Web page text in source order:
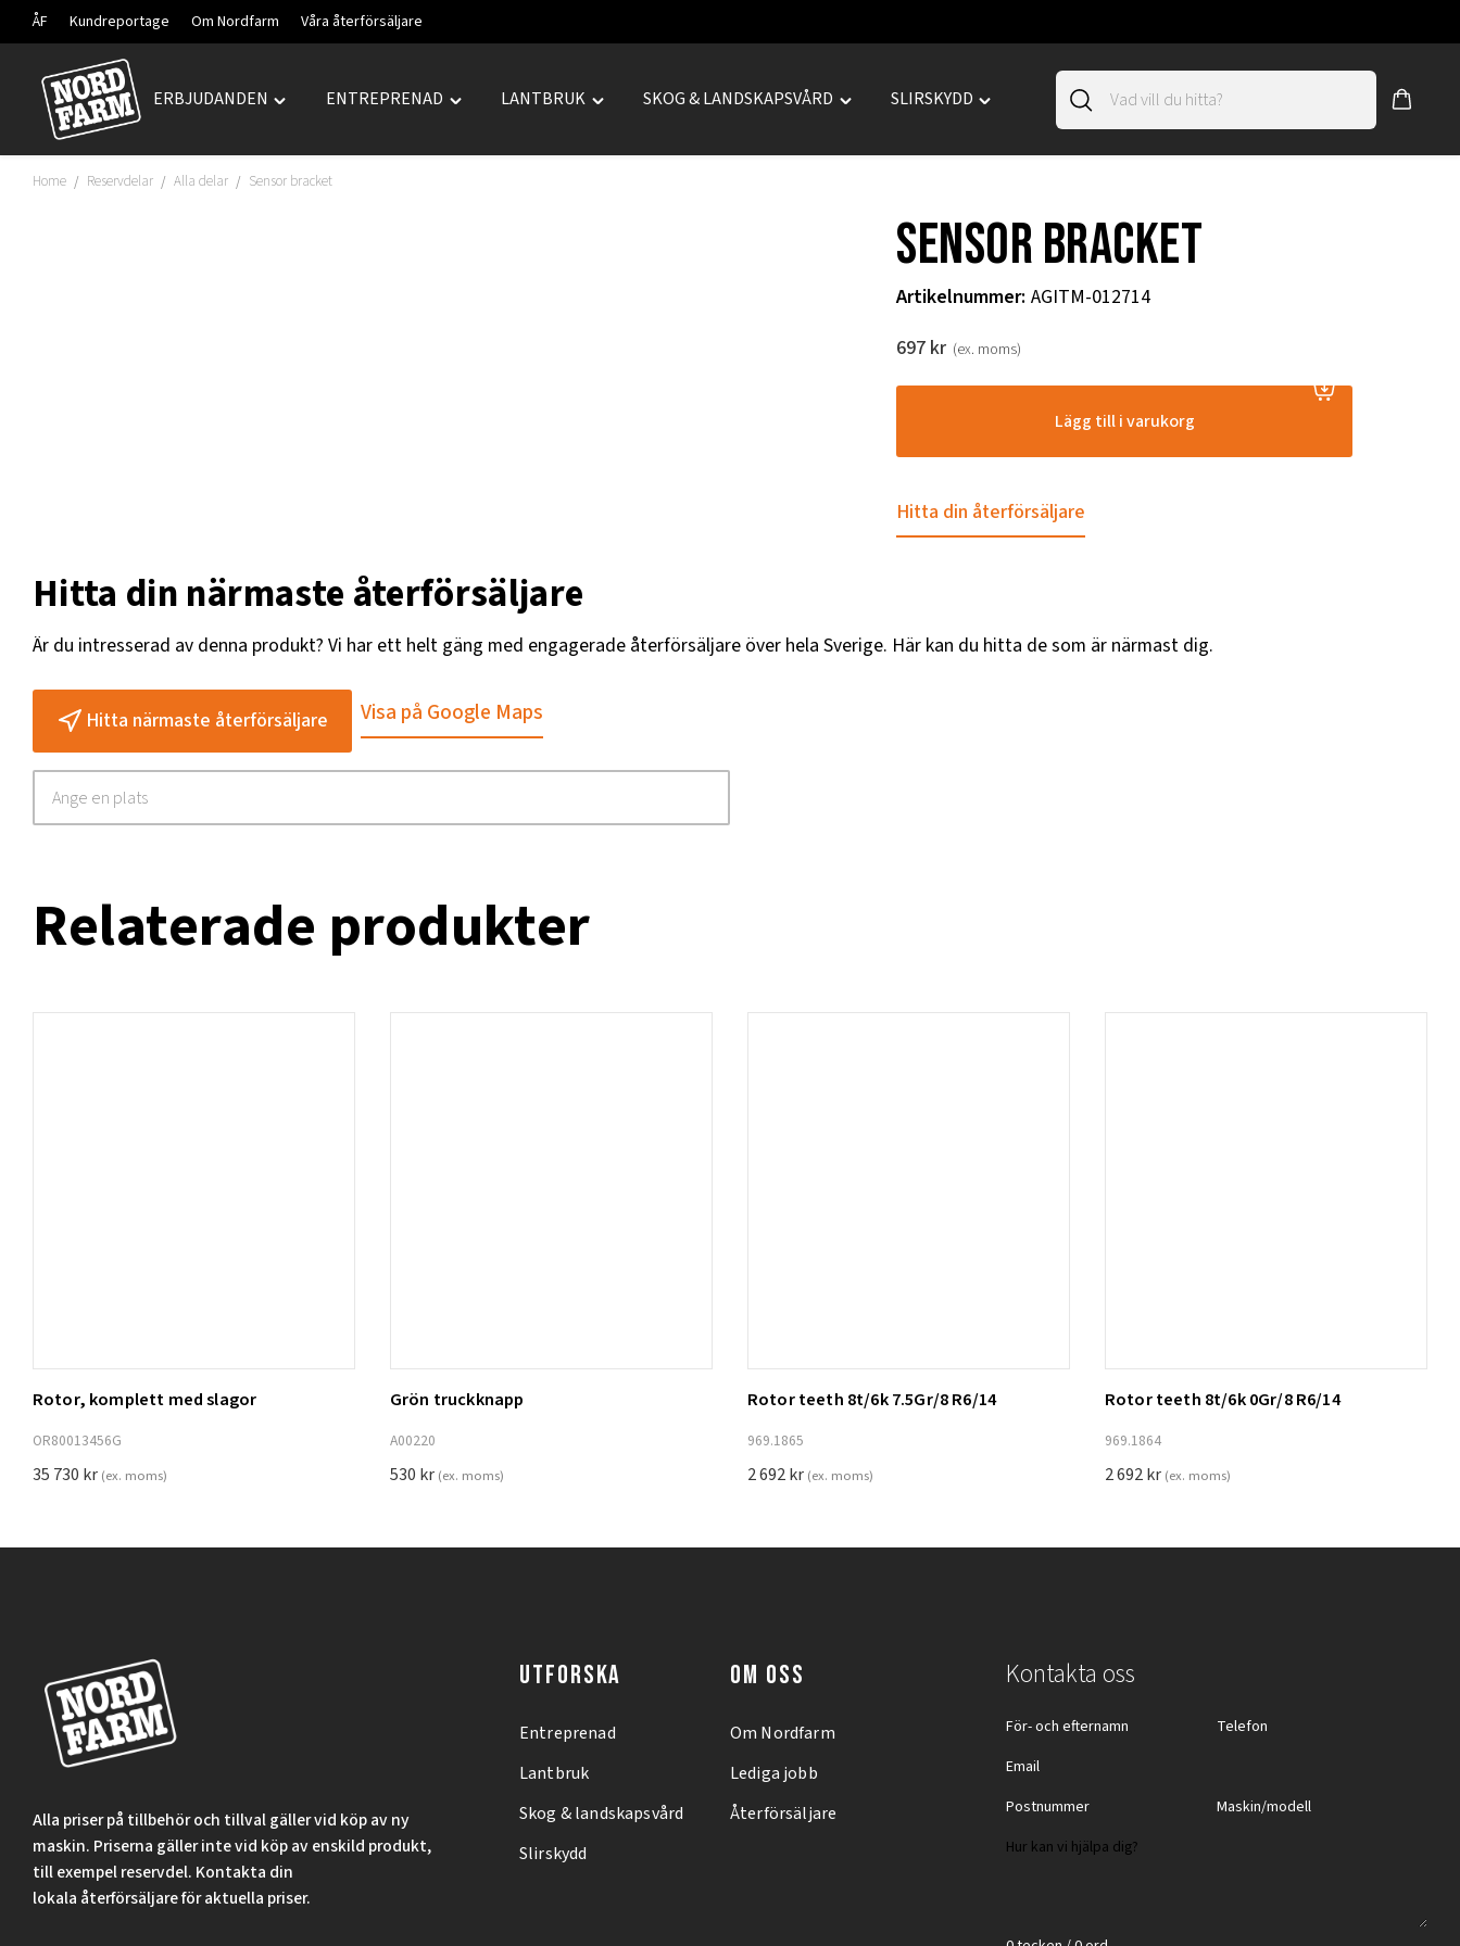
ÅF Kundreportage Om Nordfarm Våra återförsäljare
Hoppa
innehåll
ERBJUDANDEN
Toggle
menu
ENTREPRENAD
Toggle
LANTBRUK
Toggle
SKOG & LANDSKAPSVÅRD
Toggle
SLIRSKYDD
Toggle
Home / Reservdelar / Alla delar / Sensor bracket
Sensor bracket
Artikelnummer: AGITM-012714
697 kr (ex. moms)
Lägg till i varukorg
Hitta din återförsäljare
Hitta din närmaste återförsäljare
Är du intresserad av denna produkt? Vi har ett helt gäng med engagerade återförsäljare över hela Sverige. Här kan du hitta de som är närmast dig.
Hitta närmaste återförsäljare Visa på Google Maps
Relaterade produkter
Lägg till i varukorg
Rotor, komplett med slagor
OR80013456G
35 730 kr (ex. moms)
Lägg till i varukorg
Grön truckknapp
A00220
530 kr (ex. moms)
Lägg till i varukorg
Rotor teeth 8t/6k 7.5Gr/8 R6/14
969.1865
2 692kr (ex. moms)
Rotor teeth 8t/6k 0Gr/8 R6/14
969.1864
2 692kr (ex. moms)
Alla priser på tillbehör och tillval gäller vid köp av ny
maskin. Priserna gäller inte vid köp av enskild produkt,
till exempel reservdel. Kontakta din
lokala återförsäljare för aktuella priser.
UTFORSKA
Entreprenad
Lantbruk
Skog & landskapsvård
Slirskydd
OM OSS
Om Nordfarm
Lediga jobb
Återförsäljare
Kontakta oss